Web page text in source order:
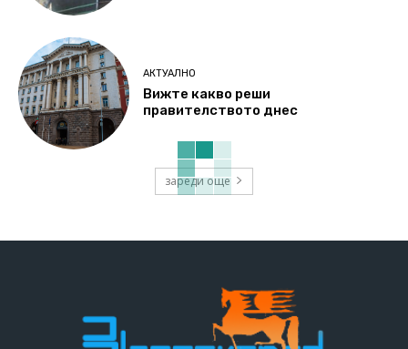
АКТУАЛНО
Вижте какво реши
правителството днес
зареди още